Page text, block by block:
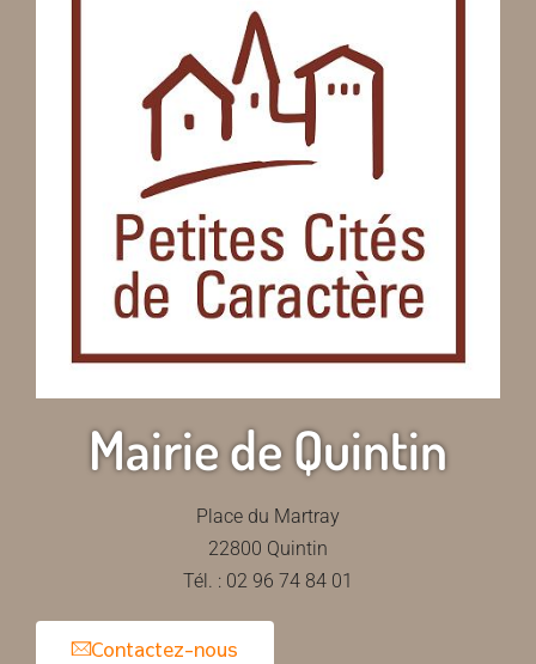
Mairie de Quintin
Place du Martray
22800 Quintin
Tél. : 02 96 74 84 01
Contactez-nous